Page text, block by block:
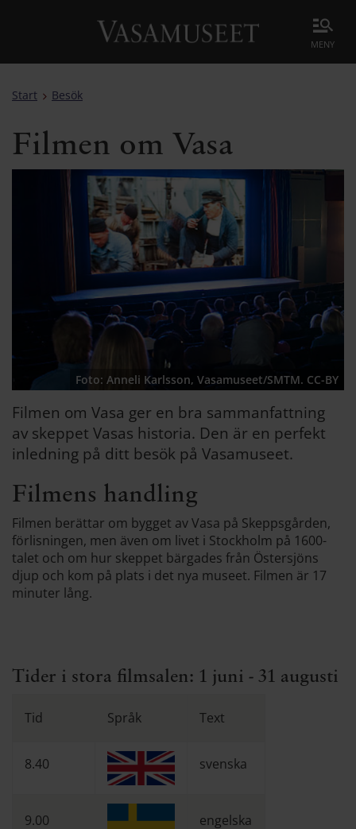
meny
Start Besök
Filmen om Vasa
Foto: Anneli Karlsson, Vasamuseet/SMTM. CC-BY
Filmen om Vasa ger en bra sammanfattning
av skeppet Vasas historia. Den är en perfekt
inledning på ditt besök på Vasamuseet.
Filmens handling
Filmen berättar om bygget av Vasa på Skeppsgården,
förlisningen, men även om livet i Stockholm på 1600-
talet och om hur skeppet bärgades från Östersjöns
djup och kom på plats i det nya museet. Filmen är 17
minuter lång.
Tider i stora filmsalen: 1 juni - 31 augusti
Tid Språk Text
8.40 svenska
9.00 engelska